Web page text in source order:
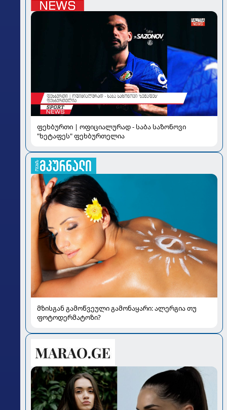
ფეხბურთი | ოფიციალურად - საბა საზონოვი
"ხეტაფეს" ფეხბურთელია
მზისგან გამოწვეული გამონაყარი: ალერგია თუ
ფოტოდერმატოზი?